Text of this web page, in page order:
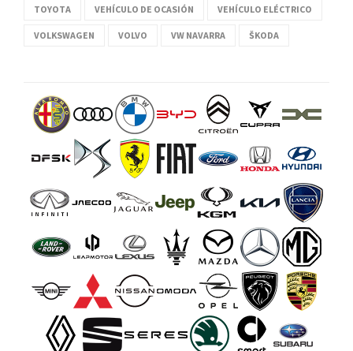
TOYOTA VEHÍCULO DE OCASIÓN VEHÍCULO ELÉCTRICO
VOLKSWAGEN VOLVO VW NAVARRA ŠKODA